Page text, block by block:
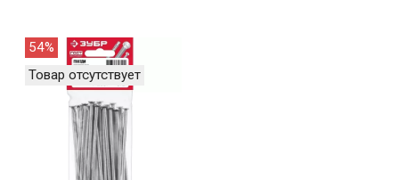
54%
Товар отсутствует